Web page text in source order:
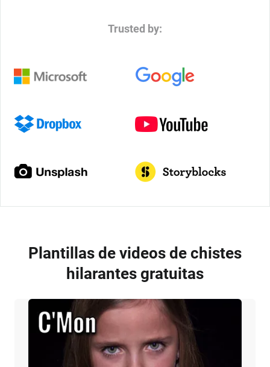
Trusted by:
Plantillas de videos de chistes
hilarantes gratuitas